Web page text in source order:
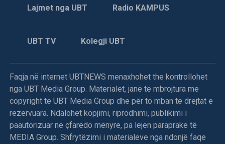
Lajmet nga UBT Radio KAMPUS
UBT TV Kolegji UBT
Faqja në internet UBTNEWS menaxhohet the kontrollohet
nga UBT Media Group. Materialet, janë të mbrojtura me
copyright të UBT Media Group dhe për to mban të drejtat e
rezervuara. Ndalohet kopjimi, riprodhimi, publikimi i
paautorizuar në çfarëdo mënyre, pa lejen paraprake të
MEDIA Group. Shfrytëzimi i materialeve nga ndonjë faqe